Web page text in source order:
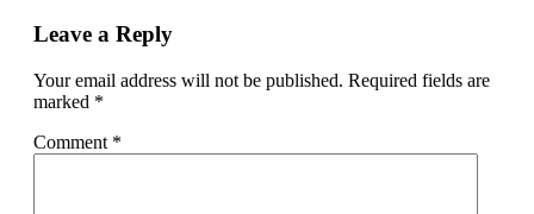
Leave a Reply
Your email address will not be published. Required fields are
marked *
Comment *